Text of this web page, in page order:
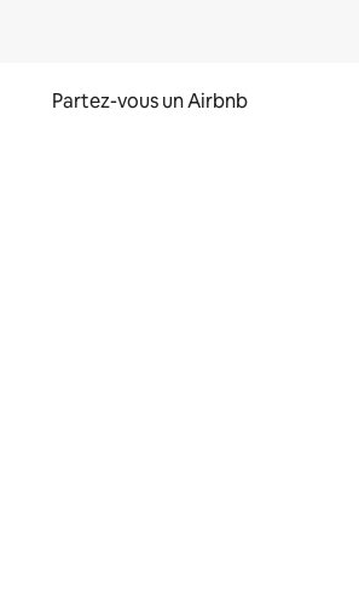
Partez-vous un Airbnb